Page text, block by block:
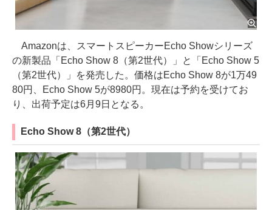
Amazonは、スマートスピーカーEcho Showシリーズ
の新製品「Echo Show 8（第2世代）」と「Echo Show 5
（第2世代）」を発売した。価格はEcho Show 8が1万49
80円、Echo Show 5が8980円。現在は予約を受けてお
り、出荷予定は6月9日となる。
Echo Show 8（第2世代）